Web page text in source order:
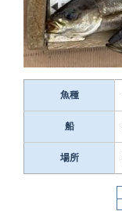
魚種
船
場所